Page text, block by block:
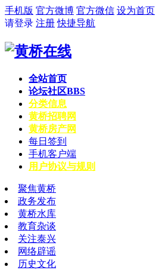
手机版 官方微博 官方微信 设为首页
请登录 注册 快捷导航
全站首页
论坛社区BBS
分类信息
黄桥招聘网
黄桥房产网
每日签到
手机客户端
用户协议与规则
聚焦黄桥
政务发布
黄桥水库
教育杂谈
关注泰兴
网络辟谣
历史文化